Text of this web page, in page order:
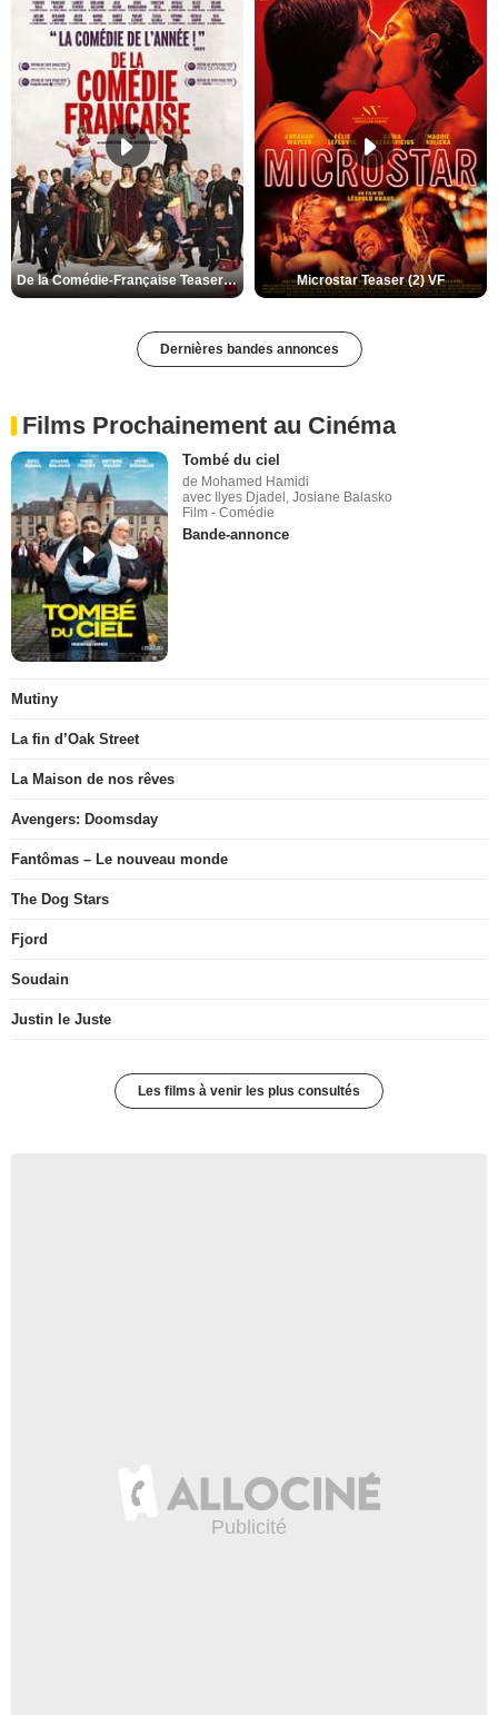
De la Comédie-Française Teaser (3) VF Microstar Teaser (2) VF
Dernières bandes annonces
Films Prochainement au Cinéma
Tombé du ciel
de Mohamed Hamidi
avec Ilyes Djadel, Josiane Balasko
Film - Comédie
Bande-annonce
Mutiny
La fin d’Oak Street
La Maison de nos rêves
Avengers: Doomsday
Fantômas – Le nouveau monde
The Dog Stars
Fjord
Soudain
Justin le Juste
Les films à venir les plus consultés